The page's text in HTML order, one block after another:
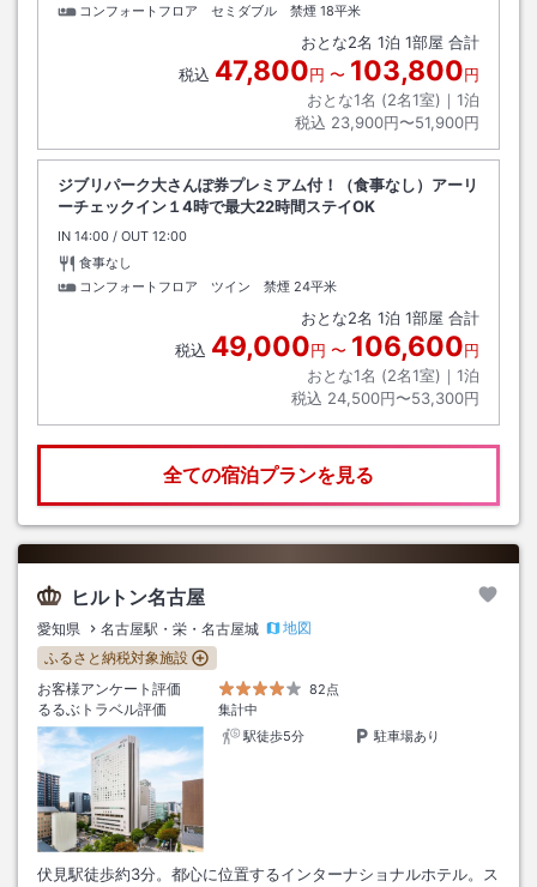
コンフォートフロア セミダブル 禁煙 18平米
おとな2名 1泊 1部屋 合計
税込 47,800円 〜 103,800円
おとな1名 (2名1室)｜ 1泊
税込 23,900円〜51,900円
ジブリパーク大さんぽ券プレミアム付！（食事なし）アーリ
ーチェックイン１4時で最大22時間ステイOK
IN チェックイン
14:00 / OUT チェックアウト
12:00
食事なし
コンフォートフロア ツイン 禁煙 24平米
おとな2名 1泊 1部屋 合計
税込 49,000円 〜 106,600円
おとな1名 (2名1室)｜ 1泊
税込 24,500円〜53,300円
全ての宿泊プランを見る
ヒルトン名古屋
愛知県 名古屋駅・栄・名古屋城
地図
ふるさと納税対象施設
お客様アンケート評価
82点
るるぶトラベル評価
集計中
駅徒歩5分
駐車場あり
伏見駅徒歩約3分。都心に位置するインターナショナルホテル。ス